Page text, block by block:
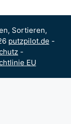
Sortieren,
putzpilot.de -
-
EU